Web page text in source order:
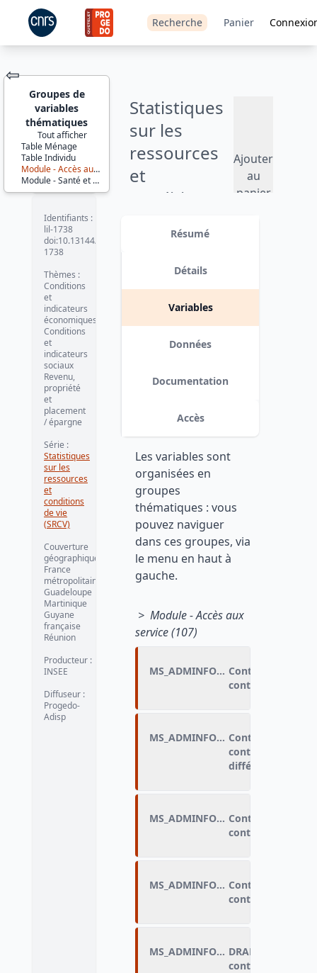
Recherche Panier
JEU DE
DONNÉES
Statistiques
sur les
ressources
et
conditions
- 2024
Ajouter
au
panier
Version 1. date : 2025-10-16
⇦
Groupes de
variables
thématiques
Tout afficher
Table Ménage
Table Individu
Module - Accès aux service
Module - Santé et privations des enfants
Identifiants :
lil-1738
doi:10.13144/lil-
1738
Thèmes :
Conditions
et
indicateurs
économiques
Conditions
et
indicateurs
sociaux
Revenu,
propriété
et
placement
/ épargne
Série :
Statistiques
sur les
ressources
et
conditions
de vie
(SRCV)
Couverture
géographique :
France
métropolitaine
Guadeloupe
Martinique
Guyane
française
Réunion
Producteur :
INSEE
Diffuseur :
Progedo-
Adisp
Résumé
Détails
Variables
Données
Documentation
Accès
Les variables sont
organisées en
groupes
thématiques : vous
pouvez naviguer
dans ces groupes, via
le menu en haut à
gauche.
> Module - Accès aux
service (107)
MS_ADMINFORME_AContexte des
contacts avec
MS_ADMINFORME_BContexte des
contacts avec
différencié
MS_ADMINFORME_CContexte des
contacts avec
MS_ADMINFORME_DContexte des
contacts avec
MS_ADMINFORME_FLAGDRAP_Contexte
contacts avec